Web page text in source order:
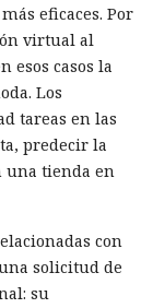
eficaces. Por
virtual al
esos casos la
Los
tareas en las
predecir la
una tienda en
con
solicitud de
su